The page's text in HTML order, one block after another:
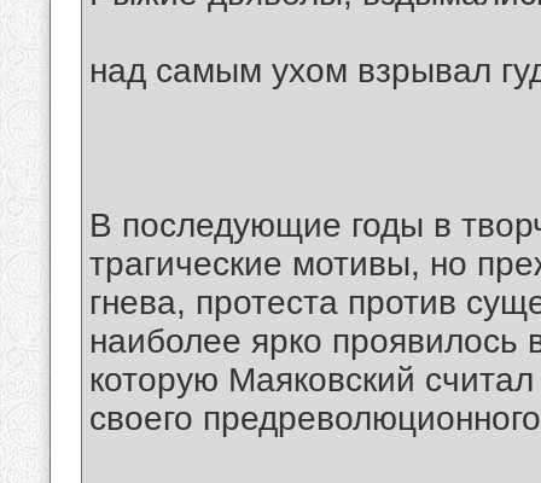
над самым ухом взрывал
В последующие годы в
трагические мотивы, но
гнева, протеста против
наиболее ярко
которую Маяковский
своего